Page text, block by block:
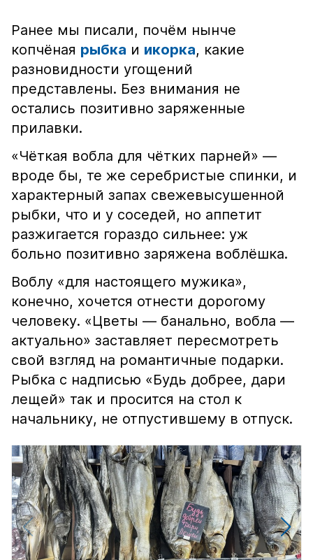
Ранее мы писали, почём нынче
копчёная рыбка и икорка, какие
разновидности угощений
представлены. Без внимания не
остались позитивно заряженные
прилавки.
«Чёткая вобла для чётких парней» —
вроде бы, те же серебристые спинки, и
характерный запах свежевысушенной
рыбки, что и у соседей, но аппетит
разжигается гораздо сильнее: уж
больно позитивно заряжена воблёшка.
Воблу «для настоящего мужика»,
конечно, хочется отнести дорогому
человеку. «Цветы — банально, вобла —
актуально» заставляет пересмотреть
свой взгляд на романтичные подарки.
Рыбка с надписью «Будь добрее, дари
лещей» так и просится на стол к
начальнику, не отпустившему в отпуск.